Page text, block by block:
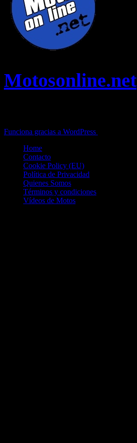
Motosonline.net
Funciona gracias a WordPress
Home
Contacto
Cookie Policy (EU)
Política de Privacidad
Quienes Somos
Términos y condiciones
Vídeos de Motos